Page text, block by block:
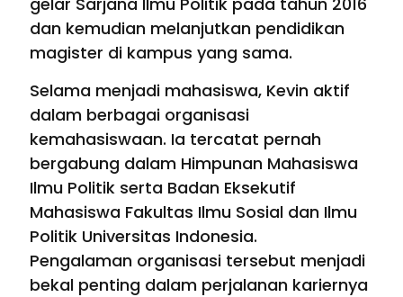
dan kemudian melanjutkan pendidikan
magister di kampus yang sama.
Selama menjadi mahasiswa, Kevin aktif
dalam berbagai organisasi
kemahasiswaan. Ia tercatat pernah
bergabung dalam Himpunan Mahasiswa
Ilmu Politik serta Badan Eksekutif
Mahasiswa Fakultas Ilmu Sosial dan Ilmu
Politik Universitas Indonesia.
Pengalaman organisasi tersebut menjadi
bekal penting dalam perjalanan kariernya